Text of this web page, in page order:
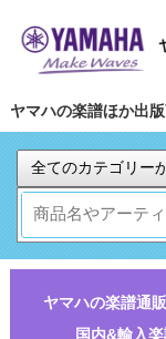
ヤマハの楽譜ほか出
ヤマハの楽譜通
国内&輸入